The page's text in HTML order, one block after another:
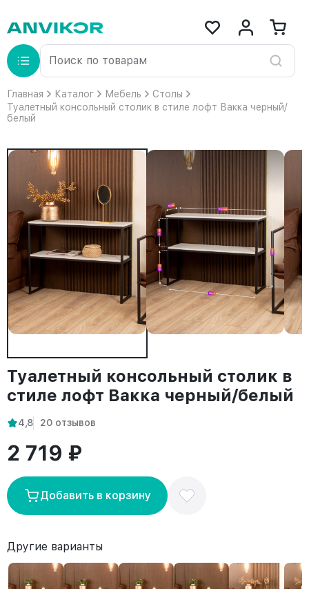
Главная Каталог Мебель
Столы
Туалетный консольный столик в стиле лофт Вакка черный/
белый
Туалетный консольный столик в
стиле лофт Вакка черный/белый
4,8 20 отзывов
2 719 ₽
Добавить в корзину
Другие варианты